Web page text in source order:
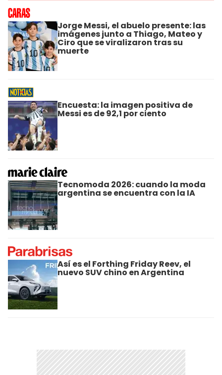
Jorge Messi, el abuelo presente: las
imágenes junto a Thiago, Mateo y
Ciro que se viralizaron tras su
muerte
Encuesta: la imagen positiva de
Messi es de 92,1 por ciento
Tecnomoda 2026: cuando la moda
argentina se encuentra con la IA
Así es el Forthing Friday Reev, el
nuevo SUV chino en Argentina